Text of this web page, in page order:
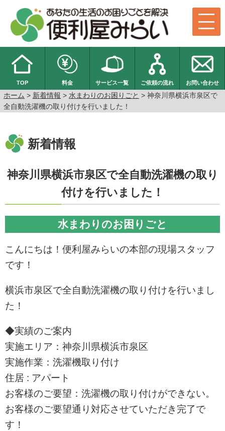
TOP 料金 サービス一覧 ご依頼の流れ お問い合わせ
ホーム > 新着情報 > 水まわりのお困りごと > 神奈川県横浜市泉区で
全自動洗濯機の取り付けを行いました！
新着情報
神奈川県横浜市泉区で全自動洗濯機の取り
付けを行いました！
水まわりのお困りごと
こんにちは！便利屋みらいの本部の現場スタッフ
です！
横浜市泉区で全自動洗濯機の取り付けを行いまし
た！
◆実績のご案内
実施エリア：神奈川県横浜市泉区
実施作業：洗濯機取り付け
住居 : アパート
お客様のご要望：洗濯機の取り付けができない。
お客様のご要望通り対応させていただき完了で
す！